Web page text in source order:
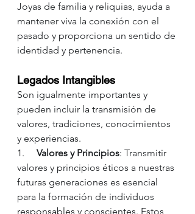
Joyas de familia y reliquias, ayuda a
mantener viva la conexión con el
pasado y proporciona un sentido de
identidad y pertenencia.
Legados Intangibles
Son igualmente importantes y
pueden incluir la transmisión de
valores, tradiciones, conocimientos
y experiencias.
1. Valores y Principios: Transmitir
valores y principios éticos a nuestras
futuras generaciones es esencial
para la formación de individuos
responsables y conscientes. Estos